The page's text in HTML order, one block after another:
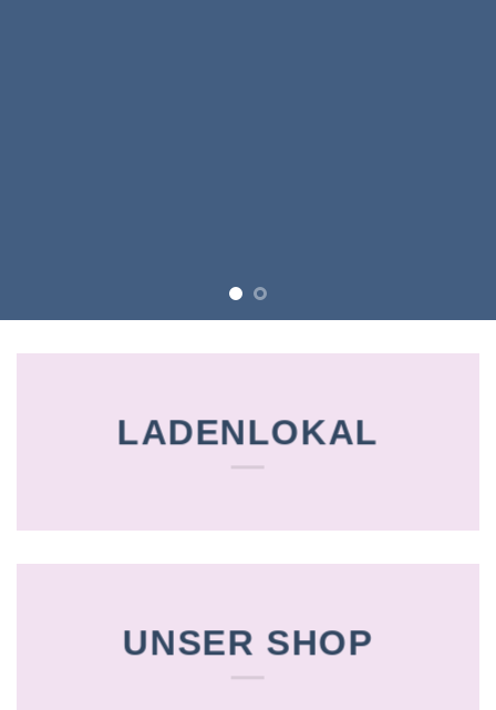
LADENLOKAL
UNSER SHOP